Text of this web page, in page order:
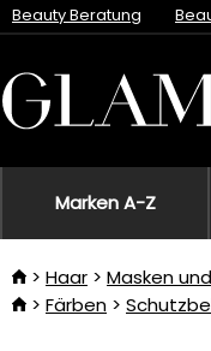
Beauty Beratung
Marken A-Z
Haar Masken
Färben